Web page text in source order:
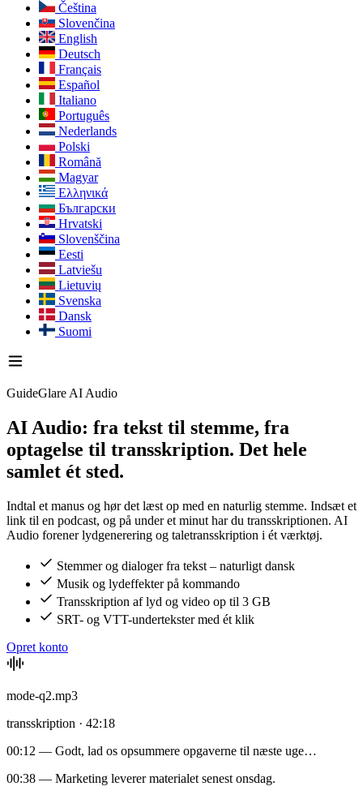
Čeština
Slovenčina
English
Deutsch
Français
Español
Italiano
Português
Nederlands
Polski
Română
Magyar
Ελληνικά
Български
Hrvatski
Slovenščina
Eesti
Latviešu
Lietuvių
Svenska
Dansk
Suomi
GuideGlare AI Audio
AI Audio: fra tekst til stemme, fra
optagelse til transskription. Det hele
samlet ét sted.
Indtal et manus og hør det læst op med en naturlig stemme. Indsæt et
link til en podcast, og på under et minut har du transskriptionen. AI
Audio forener lydgenerering og taletransskription i ét værktøj.
Stemmer og dialoger fra tekst – naturligt dansk
Musik og lydeffekter på kommando
Transskription af lyd og video op til 3 GB
SRT- og VTT-undertekster med ét klik
Opret konto
mode-q2.mp3
transskription · 42:18
00:12 — Godt, lad os opsummere opgaverne til næste uge…
00:38 — Marketing leverer materialet senest onsdag.